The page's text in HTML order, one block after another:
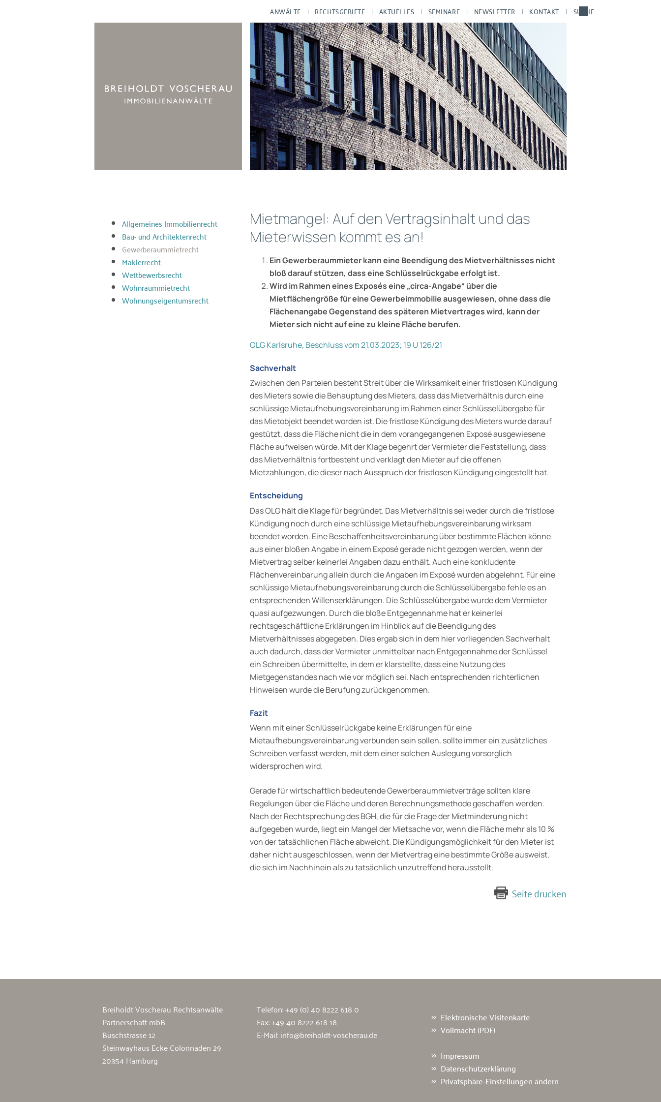
ANWÄLTE RECHTSGEBIETE AKTUELLES SEMINARE NEWSLETTER KONTAKT SUCHE
Allgemeines Immobilienrecht
Bau- und Architektenrecht
Gewerberaummietrecht
Maklerrecht
Wettbewerbsrecht
Wohnraummietrecht
Wohnungseigentumsrecht
Mietmangel: Auf den Vertragsinhalt und das
Mieterwissen kommt es an!
Ein Gewerberaummieter kann eine Beendigung des Mietverhältnisses nicht
bloß darauf stützen, dass eine Schlüsselrückgabe erfolgt ist.
Wird im Rahmen eines Exposés eine „circa-Angabe“ über die
Mietflächengröße für eine Gewerbeimmobilie ausgewiesen, ohne dass die
Flächenangabe Gegenstand des späteren Mietvertrages wird, kann der
Mieter sich nicht auf eine zu kleine Fläche berufen.
OLG Karlsruhe, Beschluss vom 21.03.2023; 19 U 126/21
Sachverhalt
Zwischen den Parteien besteht Streit über die Wirksamkeit einer fristlosen Kündigung
des Mieters sowie die Behauptung des Mieters, dass das Mietverhältnis durch eine
schlüssige Mietaufhebungsvereinbarung im Rahmen einer Schlüsselübergabe für
das Mietobjekt beendet worden ist. Die fristlose Kündigung des Mieters wurde darauf
gestützt, dass die Fläche nicht die in dem vorangegangenen Exposé ausgewiesene
Fläche aufweisen würde. Mit der Klage begehrt der Vermieter die Feststellung, dass
das Mietverhältnis fortbesteht und verklagt den Mieter auf die offenen
Mietzahlungen, die dieser nach Ausspruch der fristlosen Kündigung eingestellt hat.
Entscheidung
Das OLG hält die Klage für begründet. Das Mietverhältnis sei weder durch die fristlose
Kündigung noch durch eine schlüssige Mietaufhebungsvereinbarung wirksam
beendet worden. Eine Beschaffenheitsvereinbarung über bestimmte Flächen könne
aus einer bloßen Angabe in einem Exposé gerade nicht gezogen werden, wenn der
Mietvertrag selber keinerlei Angaben dazu enthält. Auch eine konkludente
Flächenvereinbarung allein durch die Angaben im Exposé wurden abgelehnt. Für eine
schlüssige Mietaufhebungsvereinbarung durch die Schlüsselübergabe fehle es an
entsprechenden Willenserklärungen. Die Schlüsselübergabe wurde dem Vermieter
quasi aufgezwungen. Durch die bloße Entgegennahme hat er keinerlei
rechtsgeschäftliche Erklärungen im Hinblick auf die Beendigung des
Mietverhältnisses abgegeben. Dies ergab sich in dem hier vorliegenden Sachverhalt
auch dadurch, dass der Vermieter unmittelbar nach Entgegennahme der Schlüssel
ein Schreiben übermittelte, in dem er klarstellte, dass eine Nutzung des
Mietgegenstandes nach wie vor möglich sei. Nach entsprechenden richterlichen
Hinweisen wurde die Berufung zurückgenommen.
Fazit
Wenn mit einer Schlüsselrückgabe keine Erklärungen für eine
Mietaufhebungsvereinbarung verbunden sein sollen, sollte immer ein zusätzliches
Schreiben verfasst werden, mit dem einer solchen Auslegung vorsorglich
widersprochen wird.
Gerade für wirtschaftlich bedeutende Gewerberaummietverträge sollten klare
Regelungen über die Fläche und deren Berechnungsmethode geschaffen werden.
Nach der Rechtsprechung des BGH, die für die Frage der Mietminderung nicht
aufgegeben wurde, liegt ein Mangel der Mietsache vor, wenn die Fläche mehr als 10 %
von der tatsächlichen Fläche abweicht. Die Kündigungsmöglichkeit für den Mieter ist
daher nicht ausgeschlossen, wenn der Mietvertrag eine bestimmte Größe ausweist,
die sich im Nachhinein als zu tatsächlich unzutreffend herausstellt.
Seite drucken
Breiholdt Voscherau Rechtsanwälte
Partnerschaft mbB
Büschstrasse 12
Steinwayhaus Ecke Colonnaden 29
20354 Hamburg
Telefon:+49 (0) 40 8222 618 0
Fax: +49 40 8222 618 18
E-Mail:info@breiholdt-voscherau.de
Elektronische Visitenkarte
Vollmacht (PDF)
Impressum
Datenschutzerklärung
Privatsphäre-Einstellungen ändern